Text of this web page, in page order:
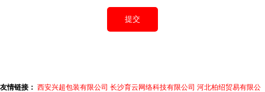
流转的政策
构造技术升
友情链接： 西安兴超包装有限公司 长沙育云网络科技有限公司 河北柏绍贸易有限公